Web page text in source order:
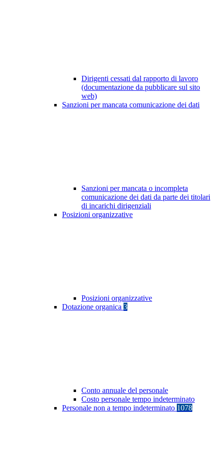
Dirigenti cessati dal rapporto di lavoro
(documentazione da pubblicare sul sito
web)
Sanzioni per mancata comunicazione dei dati
Sanzioni per mancata o incompleta
comunicazione dei dati da parte dei titolari
di incarichi dirigenziali
Posizioni organizzative
Posizioni organizzative
Dotazione organica 3
Conto annuale del personale
Costo personale tempo indeterminato
Personale non a tempo indeterminato 1078